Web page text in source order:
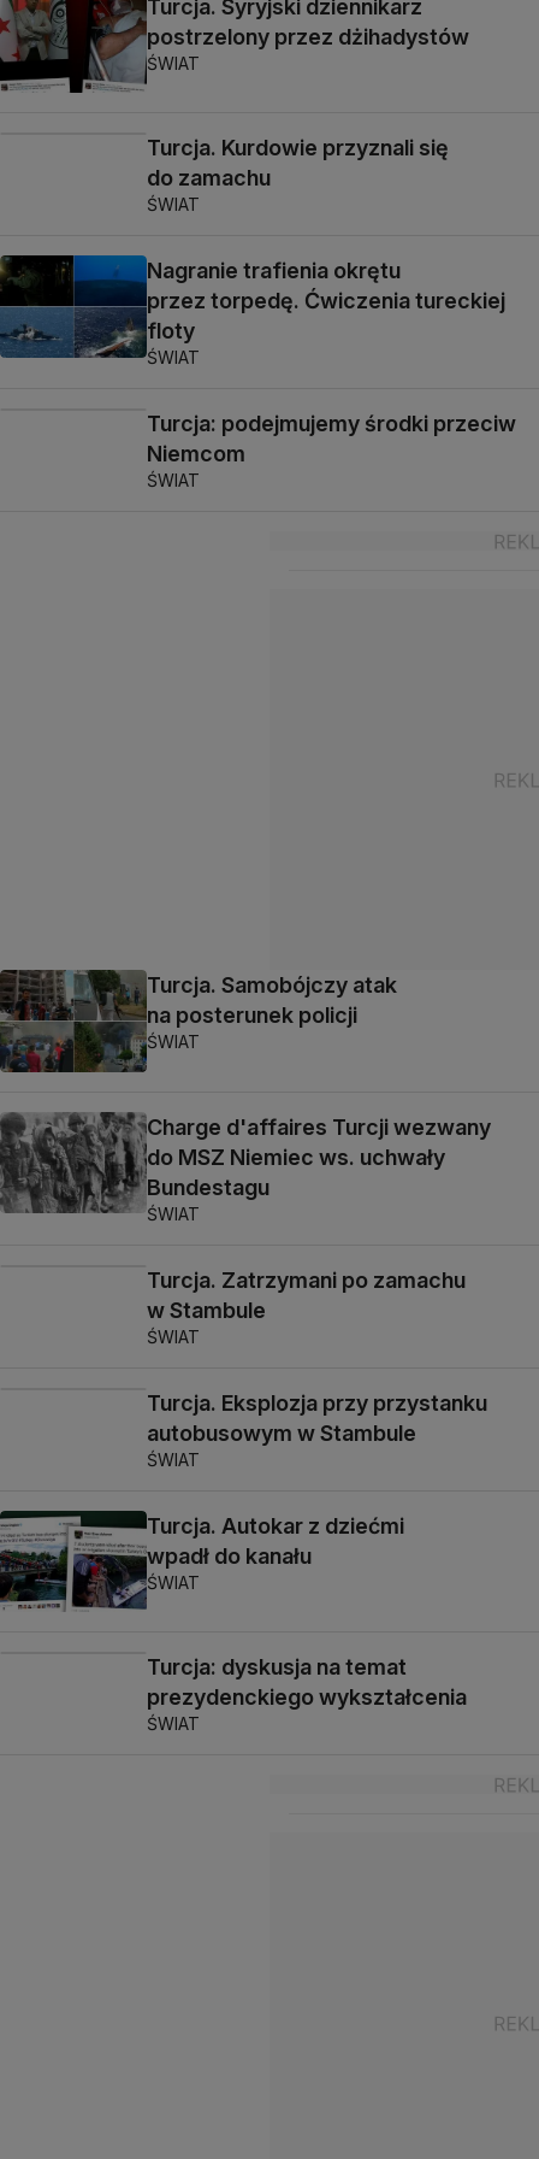
Turcja. Syryjski dziennikarz
postrzelony przez dżihadystów
ŚWIAT
Turcja. Kurdowie przyznali się
do zamachu
ŚWIAT
Nagranie trafienia okrętu
przez torpedę. Ćwiczenia tureckiej
floty
ŚWIAT
Turcja: podejmujemy środki przeciw
Niemcom
ŚWIAT
Turcja. Samobójczy atak
na posterunek policji
ŚWIAT
Charge d'affaires Turcji wezwany
do MSZ Niemiec ws. uchwały
Bundestagu
ŚWIAT
Turcja. Zatrzymani po zamachu
w Stambule
ŚWIAT
Turcja. Eksplozja przy przystanku
autobusowym w Stambule
ŚWIAT
Turcja. Autokar z dziećmi
wpadł do kanału
ŚWIAT
Turcja: dyskusja na temat
prezydenckiego wykształcenia
ŚWIAT